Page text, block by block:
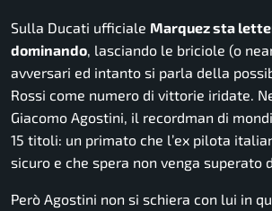
Sulla Ducati ufficiale Marquez sta
dominando, lasciando le briciole (o
avversari ed intanto si parla della
Rossi come numero di vittorie iridate.
Giacomo Agostini, il recordman di
15 titoli: un primato che l’ex pilota
sicuro e che spera non venga superato
Però Agostini non si schiera con lui in